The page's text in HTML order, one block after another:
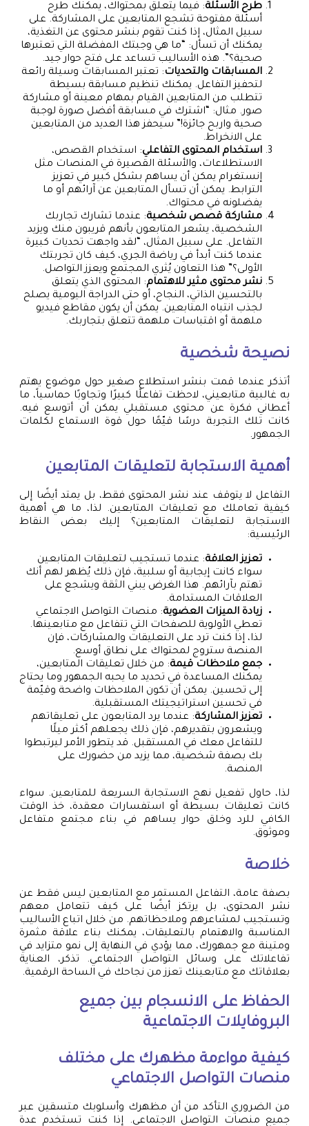
طرح الأسئلة: فيما يتعلق بمحتواك، يمكنك طرح
أسئلة مفتوحة تشجع المتابعين على المشاركة. على
سبيل المثال، إذا كنت تقوم بنشر محتوى عن التغذية،
يمكنك أن تسأل: “ما هي وجبتك المفضلة التي تعتبرها
صحية؟”. هذه الأساليب تساعد على فتح حوار جيد.
المسابقات والتحديات: تعتبر المسابقات وسيلة رائعة
لتحفيز التفاعل. يمكنك تنظيم مسابقة بسيطة
تتطلب من المتابعين القيام بمهام معينة أو مشاركة
صور. مثال: “اشترك في مسابقة أفضل صورة لوجبة
صحية واربح جائزة!” سيحفز هذا العديد من المتابعين
على الانخراط.
استخدام المحتوى التفاعلي: استخدام القصص،
الاستطلاعات، والأسئلة القصيرة في المنصات مثل
إنستغرام يمكن أن يساهم بشكل كبير في تعزيز
الترابط. يمكن أن تسأل المتابعين عن آرائهم أو ما
يفضلونه في محتواك.
مشاركة قصص شخصية: عندما تشارك تجاربك
الشخصية، يشعر المتابعون بأنهم قريبون منك ويزيد
التفاعل. على سبيل المثال، “لقد واجهت تحديات كبيرة
عندما كنت أبدأ في رياضة الجري، كيف كان تجربتك
الأولى؟” هذا التعاون يُثري المجتمع ويعزز التواصل.
نشر محتوى مثير للاهتمام: المحتوى الذي يتعلق
بالتحسين الذاتي، النجاح، أو حتى الدراجة اليومية يصلح
لجذب انتباه المتابعين. يمكن أن يكون مقاطع فيديو
ملهمة أو اقتباسات ملهمة تتعلق بتجاربك.
نصيحة شخصية
أتذكر عندما قمت بنشر استطلاع صغير حول موضوع يهتم
به غالبية متابعيني، لاحظت تفاعلًا كبيرًا وتجاوبًا حماسياً، ما
أعطاني فكرة عن محتوى مستقبلي يمكن أن أتوسع فيه.
كانت تلك التجربة درسًا قيّمًا حول قوة الاستماع لكلمات
الجمهور.
أهمية الاستجابة لتعليقات المتابعين
التفاعل لا يتوقف عند نشر المحتوى فقط، بل يمتد أيضًا إلى
كيفية تعاملك مع تعليقات المتابعين. لذا، ما هي أهمية
الاستجابة لتعليقات المتابعين؟ إليك بعض النقاط
الرئيسية:
تعزيز العلاقة: عندما تستجيب لتعليقات المتابعين
سواء كانت إيجابية أو سلبية، فإن ذلك يُظهر لهم أنك
تهتم بآرائهم. هذا الغرض يبني الثقة ويشجع على
العلاقات المستدامة.
زيادة الميزات العضوية: منصات التواصل الاجتماعي
تعطي الأولوية للصفحات التي تتفاعل مع متابعينها.
لذا، إذا كنت ترد على التعليقات والمشاركات، فإن
المنصة ستروج لمحتواك على نطاق أوسع.
جمع ملاحظات قيمة: من خلال تعليقات المتابعين،
يمكنك المساعدة في تحديد ما يحبه الجمهور وما يحتاج
إلى تحسين. يمكن أن تكون الملاحظات واضحة وقيّمة
في تحسين استراتيجيتك المستقبلية.
تعزيز المشاركة: عندما يرد المتابعون على تعليقاتهم
ويشعرون بتقديرهم، فإن ذلك يجعلهم أكثر ميلًا
للتفاعل معك في المستقبل. قد يتطور الأمر ليرتبطوا
بك بصفة شخصية، مما يزيد من حضورك على
المنصة.
لذا، حاول تفعيل نهج الاستجابة السريعة للمتابعين. سواء
كانت تعليقات بسيطة أو استفسارات معقدة، خذ الوقت
الكافي للرد وخلق حوار يساهم في بناء مجتمع متفاعل
وموثوق.
خلاصة
بصفة عامة، التفاعل المستمر مع المتابعين ليس فقط عن
نشر المحتوى، بل يرتكز أيضًا على كيف تتعامل معهم
وتستجيب لمشاعرهم وملاحظاتهم. من خلال اتباع الأساليب
المناسبة والاهتمام بالتعليقات، يمكنك بناء علاقة مثمرة
ومتينة مع جمهورك، مما يؤدي في النهاية إلى نمو متزايد في
تفاعلاتك على وسائل التواصل الاجتماعي. تذكر، العناية
بعلاقاتك مع متابعينك تعزز من نجاحك في الساحة الرقمية.
الحفاظ على الانسجام بين جميع
البروفايلات الاجتماعية
كيفية مواءمة مظهرك على مختلف
منصات التواصل الاجتماعي
من الضروري التأكد من أن مظهرك وأسلوبك متسقين عبر
جميع منصات التواصل الاجتماعي. إذا كنت تستخدم عدة